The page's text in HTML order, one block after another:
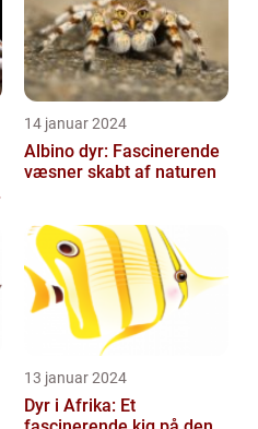
14 januar 2024
Albino dyr: Fascinerende
væsner skabt af naturen
13 januar 2024
Dyr i Afrika: Et